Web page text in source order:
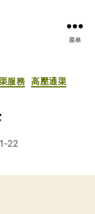
菜单
服務 高壓通渠
22